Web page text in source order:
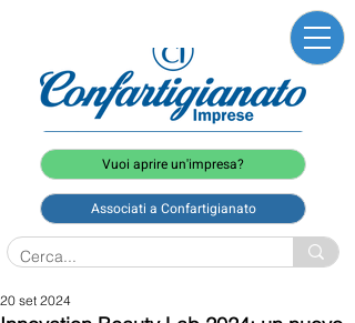
Vuoi aprire un'impresa?
Associati a Confartigianato
20 set 2024